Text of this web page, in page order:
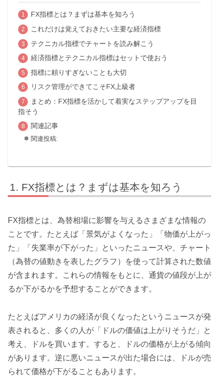
FX指標とは？まずは基本を知ろう
これだけは覚えておきたい主要な経済指標
テクニカル指標でチャートを読み解こう
経済指標とテクニカル指標はセットで使おう
指標に頼りすぎないことも大切
リスク管理ができてこそFX上級者
まとめ：FX指標を活かして着実なステップアップを目
指そう
関連記事
関連投稿:
FX指標とは？まずは基本を知ろう
FX指標とは、為替相場に影響を与えるさまざまな情報の
ことです。たとえば「景気がよくなった」「物価が上がっ
た」「失業率が下がった」といったニュースや、チャート
（為替の値動きを表したグラフ）を使って計算された数値
が含まれます。これらの情報をもとに、通貨の値段が上が
るか下がるかを予想することができます。
たとえばアメリカの経済が良くなったというニュースが発
表されると、多くの人が「ドルの価値は上がりそうだ」と
考え、ドルを買います。すると、ドルの価格が上がる傾向
があります。逆に悪いニュースが出た場合には、ドルが売
られて価格が下がることもあります。